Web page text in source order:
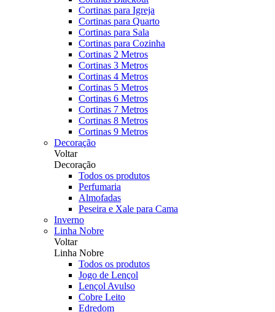
Cortinas para Igreja
Cortinas para Quarto
Cortinas para Sala
Cortinas para Cozinha
Cortinas 2 Metros
Cortinas 3 Metros
Cortinas 4 Metros
Cortinas 5 Metros
Cortinas 6 Metros
Cortinas 7 Metros
Cortinas 8 Metros
Cortinas 9 Metros
Decoração
Voltar
Decoração
Todos os produtos
Perfumaria
Almofadas
Peseira e Xale para Cama
Inverno
Linha Nobre
Voltar
Linha Nobre
Todos os produtos
Jogo de Lençol
Lençol Avulso
Cobre Leito
Edredom